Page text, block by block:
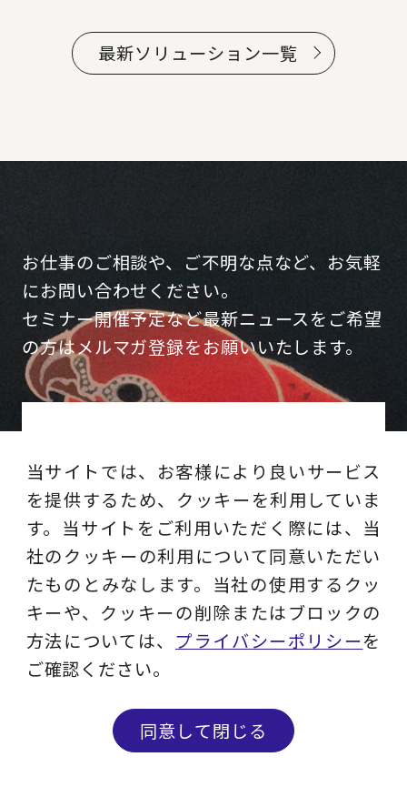
最新ソリューション一覧
お仕事のご相談や、ご不明な点など、お気軽
にお問い合わせください。
セミナー開催予定など最新ニュースをご希望
の方はメルマガ登録をお願いいたします。
お問い合わせ
コンサルティング相談やDM停止・情報変
更等はこちらからお問い合わせください。
MAIL MAGAZINE
メルマガ登録
当サイトでは、お客様により良いサービス
を提供するため、クッキーを利用していま
す。当サイトをご利用いただく際には、当
社のクッキーの利用について同意いただい
たものとみなします。当社の使用するクッ
キーや、クッキーの削除またはブロックの
方法については、 プライバシーポリシーを
ご確認ください。
同意して閉じる